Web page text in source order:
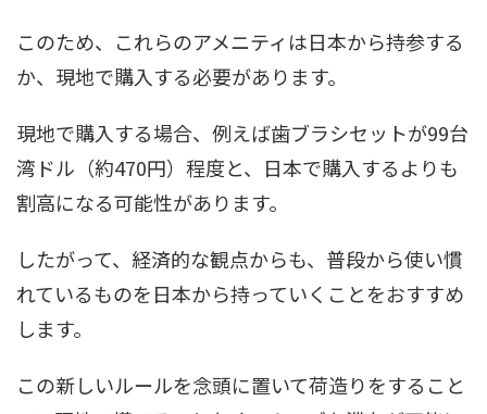
このため、これらのアメニティは日本から持参する
か、現地で購入する必要があります。
現地で購入する場合、例えば歯ブラシセットが99台
湾ドル（約470円）程度と、日本で購入するよりも
割高になる可能性があります。
したがって、経済的な観点からも、普段から使い慣
れているものを日本から持っていくことをおすすめ
します。
この新しいルールを念頭に置いて荷造りをすること